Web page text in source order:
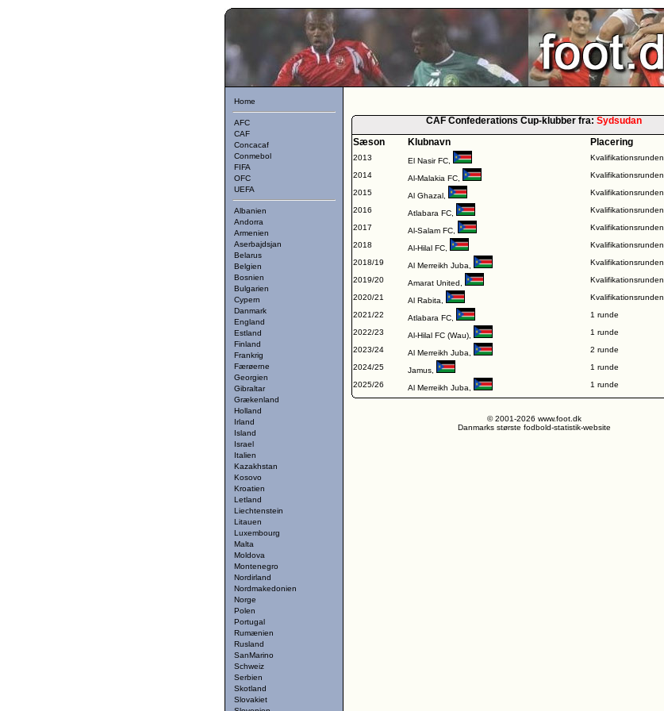
Home
AFC
CAF
Concacaf
Conmebol
FIFA
OFC
UEFA
Albanien
Andorra
Armenien
Aserbajdsjan
Belarus
Belgien
Bosnien
Bulgarien
Cypern
Danmark
England
Estland
Finland
Frankrig
Færøerne
Georgien
Gibraltar
Grækenland
Holland
Irland
Island
Israel
Italien
Kazakhstan
Kosovo
Kroatien
Letland
Liechtenstein
Litauen
Luxembourg
Malta
Moldova
Montenegro
Nordirland
Nordmakedonien
Norge
Polen
Portugal
Rumænien
Rusland
SanMarino
Schweiz
Serbien
Skotland
Slovakiet
CAF Confederations Cup-klubber fra: Sydsudan
Sæson
Klubnavn Placering
2013 El Nasir FC
Kvalifikationsrunden
2014
Al-Malakia FC
Kvalifikationsrunden
2015
Al Ghazal
Kvalifikationsrunden
2016
Atlabara FC
Kvalifikationsrunden
2017
Al-Salam FC
Kvalifikationsrunden
2018
Al-Hilal FC
Kvalifikationsrunden
2018/19
Al Merreikh Juba
Kvalifikationsrunden
2019/20
Amarat United
Kvalifikationsrunden
2020/21
Al Rabita
Kvalifikationsrunden
2021/22
Atlabara FC
1 runde
2022/23
Al-Hilal FC (Wau)
1 runde
2023/24
Al Merreikh Juba
2 runde
2024/25
Jamus
1 runde
2025/26
Al Merreikh Juba 1 runde
© 2001-2026 www.foot.dk
Danmarks største fodbold-statistik-website